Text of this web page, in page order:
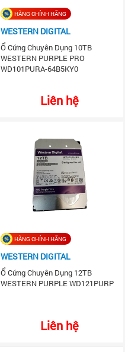
HÀNG CHÍNH HÃNG
WESTERN DIGITAL
Ổ Cứng Chuyên Dụng 10TB
WESTERN PURPLE PRO
WD101PURA-64B5KY0
Liên hệ
HÀNG CHÍNH HÃNG
WESTERN DIGITAL
Ổ Cứng Chuyên Dụng 12TB
WESTERN PURPLE WD121PURP
Liên hệ